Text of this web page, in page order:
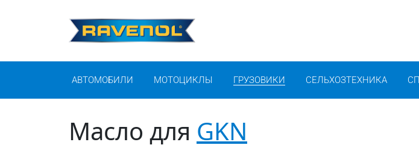
АВТОМОБИЛИ МОТОЦИКЛЫ ГРУЗОВИКИ СЕЛЬХОЗТЕХНИКА
Масло для GKN